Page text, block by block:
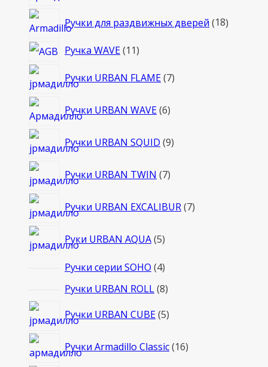
Ручки для раздвижных дверей 1818
Ручка WAVE 1111
Ручки URBAN FLAME 77
Ручки URBAN WAVE 66
Ручки URBAN SQUID 99
Ручки URBAN TWIN 77
Ручки URBAN EXCALIBUR 77
Руки URBAN AQUA 55
Ручки серии SOHO 44
товара
Ручки URBAN ROLL 88
Ручки URBAN CUBE 55
Ручки Armadillo Classic 1616